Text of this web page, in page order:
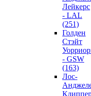
Лейкерс
- LAL
(251)
Голден
Стэйт
- GSW
(163)
Лос-